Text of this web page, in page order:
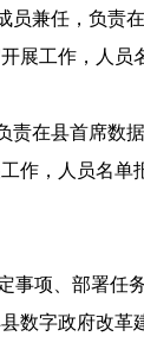
兼任，负责
工作，人员
在县首席数
作，人员名
项、部署任
字政府改革